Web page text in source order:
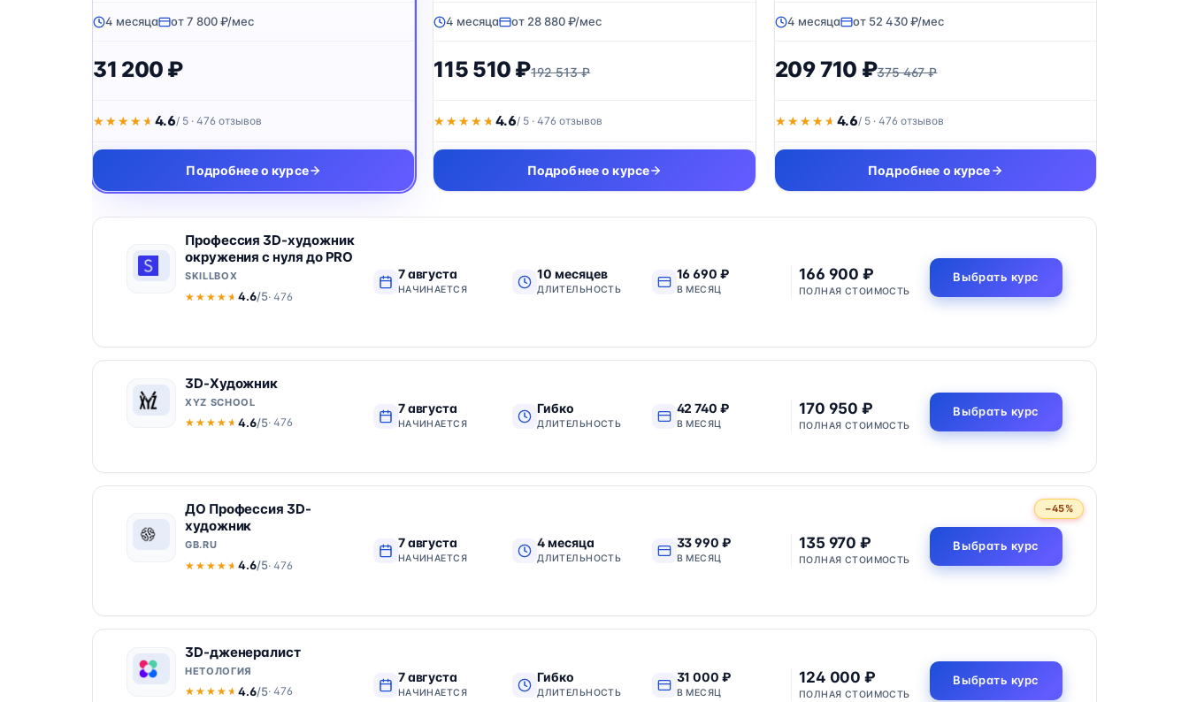
4 месяца от 7 800 ₽/мес
31 200 ₽
★★★★★
★★★★★ 4.6/ 5 · 476 отзывов
Подробнее о курсе
4 месяца от 28 880 ₽/мес
115 510 ₽192 513 ₽
★★★★★
★★★★★4.6/ 5 · 476 отзывов
Подробнее о курсе
4 месяца от 52 430 ₽/мес
209 710 ₽375 467 ₽
★★★★★
★★★★★ 4.6/ 5 · 476 отзывов
Подробнее о курсе
Профессия 3D-художник
окружения с нуля до PRO
SKILLBOX
★★★★★
★★★★★ 4.6/5· 476
7 августа
НАЧИНАЕТСЯ
10 месяцев
ДЛИТЕЛЬНОСТЬ
16 690 ₽
В МЕСЯЦ
166 900 ₽
ПОЛНАЯ СТОИМОСТЬ
Выбрать курс
3D-Художник
XYZ SCHOOL
★★★★★
★★★★★ 4.6/5· 476
7 августа
НАЧИНАЕТСЯ
Гибко
ДЛИТЕЛЬНОСТЬ
42 740 ₽
В МЕСЯЦ
170 950 ₽
ПОЛНАЯ СТОИМОСТЬ
Выбрать курс
−45%
ДО Профессия 3D-
художник
GB.RU
★★★★★
★★★★★ 4.6/5· 476
7 августа
НАЧИНАЕТСЯ
4 месяца
ДЛИТЕЛЬНОСТЬ
33 990 ₽
В МЕСЯЦ
135 970 ₽
ПОЛНАЯ СТОИМОСТЬ
Выбрать курс
3D-дженералист
НЕТОЛОГИЯ
★★★★★
★★★★★ 4.6/5· 476
7 августа
НАЧИНАЕТСЯ
Гибко
ДЛИТЕЛЬНОСТЬ
31 000 ₽
В МЕСЯЦ
124 000 ₽
ПОЛНАЯ СТОИМОСТЬ
Выбрать курс